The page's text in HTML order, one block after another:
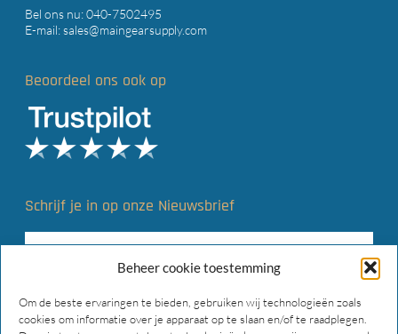
Beheer cookie toestemming
Om de beste ervaringen te bieden, gebruiken wij technologieën zoals
cookies om informatie over je apparaat op te slaan en/of te raadplegen.
Bel ons nu:040-7502495
E-mail:sales@maingearsupply.com
Beoordeel ons ook op
Schrijf je in op onze Nieuwsbrief